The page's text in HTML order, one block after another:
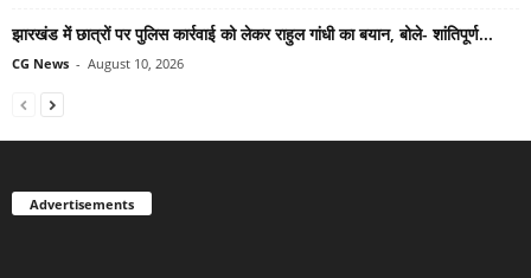
झारखंड में छात्रों पर पुलिस कार्रवाई को लेकर राहुल गांधी का बयान, बोले- शांतिपूर्ण...
CG News - August 10, 2026
Advertisements